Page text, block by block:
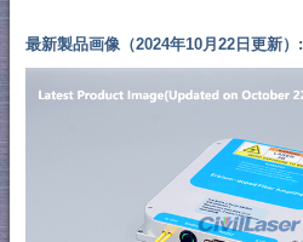
最新製品画像（2024年10月22日更新）: